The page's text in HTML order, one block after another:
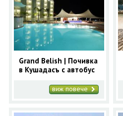
Grand Belish | Почивка
в Кушадасъ с автобус
виж повече